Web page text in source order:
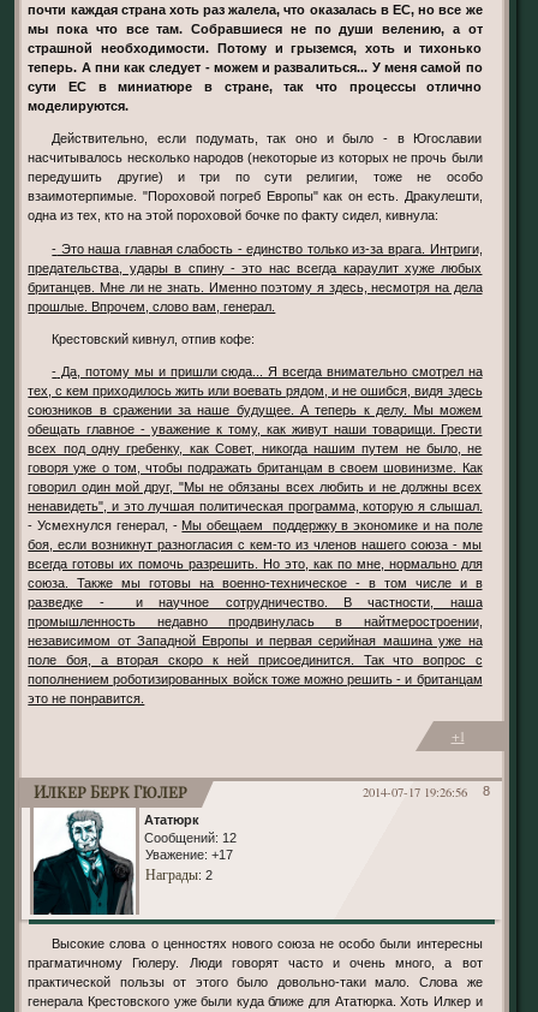
почти каждая страна хоть раз жалела, что оказалась в ЕС, но все же
мы пока что все там. Собравшиеся не по души велению, а от
страшной необходимости. Потому и грыземся, хоть и тихонько
теперь. А пни как следует - можем и развалиться... У меня самой по
сути ЕС в миниатюре в стране, так что процессы отлично
моделируются.
Действительно, если подумать, так оно и было - в Югославии
насчитывалось несколько народов (некоторые из которых не прочь были
передушить другие) и три по сути религии, тоже не особо
взаимотерпимые. "Пороховой погреб Европы" как он есть. Дракулешти,
одна из тех, кто на этой пороховой бочке по факту сидел, кивнула:
- Это наша главная слабость - единство только из-за врага. Интриги,
предательства, удары в спину - это нас всегда караулит хуже любых
британцев. Мне ли не знать. Именно поэтому я здесь, несмотря на дела
прошлые. Впрочем, слово вам, генерал.
Крестовский кивнул, отпив кофе:
- Да, потому мы и пришли сюда... Я всегда внимательно смотрел на
тех, с кем приходилось жить или воевать рядом, и не ошибся, видя здесь
союзников в сражении за наше будущее. А теперь к делу. Мы можем
обещать главное - уважение к тому, как живут наши товарищи. Грести
всех под одну гребенку, как Совет, никогда нашим путем не было, не
говоря уже о том, чтобы подражать британцам в своем шовинизме. Как
говорил один мой друг, "Мы не обязаны всех любить и не должны всех
ненавидеть", и это лучшая политическая программа, которую я слышал.
- Усмехнулся генерал, - Мы обещаем поддержку в экономике и на поле
боя, если возникнут разногласия с кем-то из членов нашего союза - мы
всегда готовы их помочь разрешить. Но это, как по мне, нормально для
союза. Также мы готовы на военно-техническое - в том числе и в
разведке - и научное сотрудничество. В частности, наша
промышленность недавно продвинулась в найтмеростроении,
независимом от Западной Европы и первая серийная машина уже на
поле боя, а вторая скоро к ней присоединится. Так что вопрос с
пополнением роботизированных войск тоже можно решить - и британцам
это не понравится.
+1
8
2014-07-17 19:26:56
Илкер Берк Гюлер
Ататюрк
Сообщений: 12
Уважение: +17
Награды: 2
Высокие слова о ценностях нового союза не особо были интересны
прагматичному Гюлеру. Люди говорят часто и очень много, а вот
практической пользы от этого было довольно-таки мало. Слова же
генерала Крестовского уже были куда ближе для Ататюрка. Хоть Илкер и